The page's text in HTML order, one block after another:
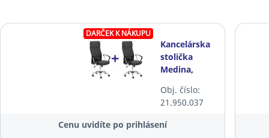
DARČEK K NÁKUPU
Kancelárska
stolička
Medina,
sivá
Obj. číslo:
21.950.037
Cenu uvidíte po prihlásení